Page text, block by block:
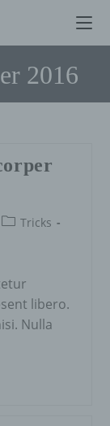
2016
Beitrags-
Tricks
libero.
Nulla